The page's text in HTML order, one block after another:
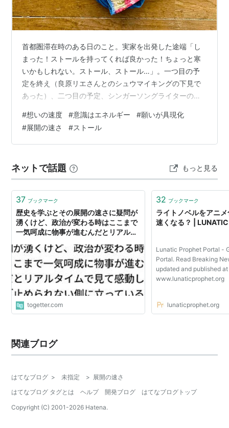
首都圏滞在時のある日のこと。実家を出発した途端「し
まった！ストールを持ってくれば良かった！ちょっと寒
いかもしれない。ストール、ストール…」。一つ目の予
定を終え（良原リエさんとのシュウマイキングの下見で
あった）、二つ目の予定、シンガーソングライターのア
さんが一言。「このストール、使いませんか？わたし、
今あまり使っていないし、さとこさんに似合うかなぁと
思って」と、綺麗な色合いのストールをわたし
の今朝の心の葛藤などは知りもせず。ただ、朝、ふっと
思い立って用意してくれたそうで。これは、『私の想い
#想いの速度 #意識はエネルギー #願いが具現化
#展開の速さ #ストール
ネットで話題 もっと見る
37 ブックマーク
歴史を学ぶとその展開の速さに疑問が
湧くけど、政治が変わる時はここまで
一気呵成に物事が進むんだとリアルタ
に立っていることも痛感する」
togetter.com
32 ブックマーク
ライトノベルをアニ
速くなる？ |
Lunatic Prophet Portal -
Portal. Read Breaking
updated and published at
www.lunaticprophet.org
lunaticprophet.org
関連ブログ
はてなブログ > 未指定 > 展開の速さ
はてなブログ タグとは
ヘルプ 開発ブログ
はてなブログトップ
Copyright (C) 2001-2026 Hatena.